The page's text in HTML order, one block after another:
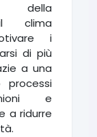
della
il clima
i
di più
a una
processi
e
a ridurre